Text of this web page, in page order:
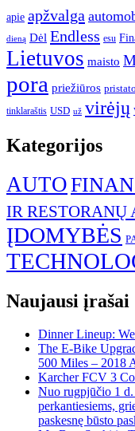
apie apžvalga
dieną Dėl Endless esu
Lietuvos maisto
pora priežiūros pristato
tinklaraštis USD už virėjų
Kategorijos
AUTO
IR RESTORANŲ
ĮDOMYBĖS
Naujausi įrašai
Dinner Lineup:
The E-Bike
500 Miles – 2018
Karcher FCV 3
Nuo rugpjūčio 1
perkantiesiems,
paskesnę būsto